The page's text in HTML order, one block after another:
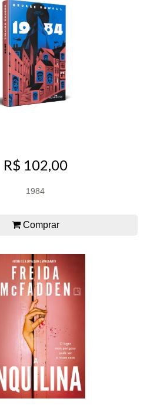
R$ 102,00
1984
Comprar